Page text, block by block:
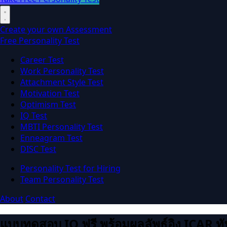
Create your own Assessment
Free Personality Test
Career Test
Work Personality Test
Attachment Style Test
Motivation Test
Optimism Test
IQ Test
MBTI Personality Test
Enneagram Test
DISC Test
Personality Test for Hiring
Team Personality Test
About Contact